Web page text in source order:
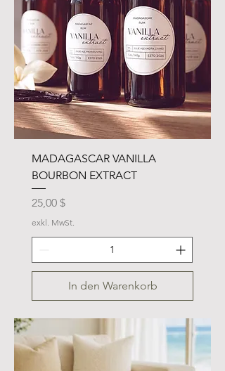
MADAGASCAR VANILLA
BOURBON EXTRACT
Preis
25,00 $
exkl. MwSt.
In den Warenkorb